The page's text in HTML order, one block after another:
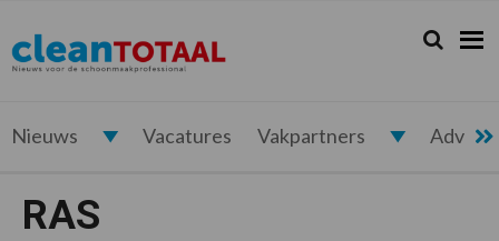
de
hoofdnavigatie
de
hoofd
de
voettekst
Cleantotaal.nl
Het
laatste
voor
schoonmaak
Zoeken...
Zoek
Nieuws Vacatures Vakpartners
RAS